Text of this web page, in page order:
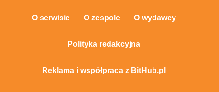
O serwisie O zespole O wydawcy
Polityka redakcyjna
Reklama i współpraca z BitHub.pl